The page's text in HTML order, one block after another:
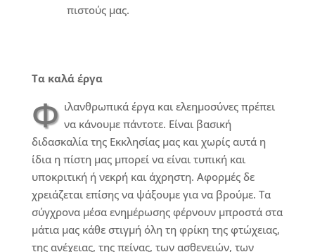
πιστούς μας.
Τα καλά έργα
Φ ιλανθρωπικά έργα και ελεημοσύνες πρέπει
να κάνουμε πάντοτε. Είναι βασική
διδασκαλία της Εκκλησίας μας και χωρίς αυτά η
ίδια η πίστη μας μπορεί να είναι τυπική και
υποκριτική ή νεκρή και άχρηστη. Αφορμές δε
χρειάζεται επίσης να ψάξουμε για να βρούμε. Τα
σύγχρονα μέσα ενημέρωσης φέρνουν μπροστά στα
μάτια μας κάθε στιγμή όλη τη φρίκη της φτώχειας,
της ανέχειας, της πείνας, των ασθενειών, των